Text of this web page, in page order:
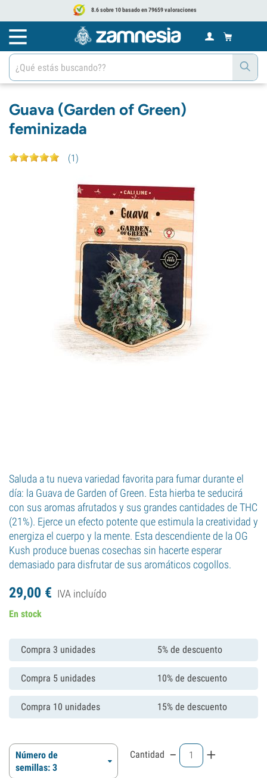
8.6 sobre 10 basado en 79659 valoraciones
Guava (Garden of Green)
feminizada
(1)
Saluda a tu nueva variedad favorita para fumar durante el
día: la Guava de Garden of Green. Esta hierba te seducirá
con sus aromas afrutados y sus grandes cantidades de THC
(21%). Ejerce un efecto potente que estimula la creatividad y
energiza el cuerpo y la mente. Esta descendiente de la OG
Kush produce buenas cosechas sin hacerte esperar
demasiado para disfrutar de sus aromáticos cogollos.
29,00 € IVA incluído
En stock
Compra 3 unidades 5% de descuento
Compra 5 unidades 10% de descuento
Compra 10 unidades 15% de descuento
Número de
semillas: 3
Cantidad - +